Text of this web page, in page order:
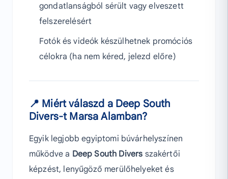
gondatlanságból sérült vagy elveszett
felszerelésért
Fotók és videók készülhetnek promóciós
célokra (ha nem kéred, jelezd előre)
📍 Miért válaszd a Deep South
Divers-t Marsa Alamban?
Egyik legjobb egyiptomi búvárhelyszínen
működve a Deep South Divers szakértői
képzést, lenyűgöző merülőhelyeket és